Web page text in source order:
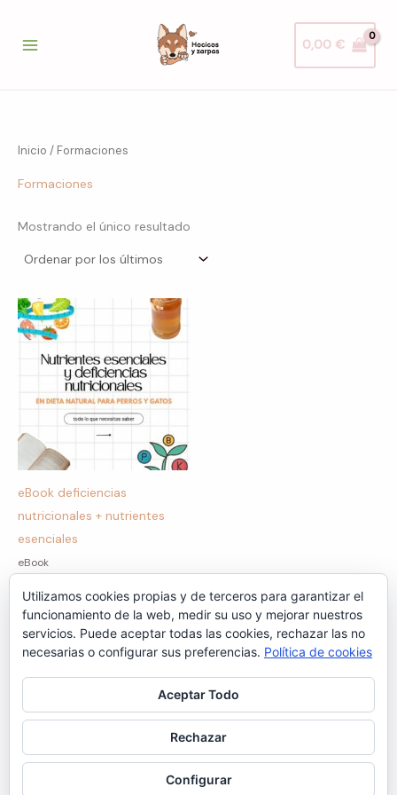
0,00 €
Inicio / Formaciones
Formaciones
Mostrando el único resultado
eBook deficiencias
nutricionales + nutrientes
esenciales
eBook
© 2026 Hocicos y Zarpas.
Política de Privacidad
Términos y condiciones
Política de CookiesPolítica de Devoluciones
Contacto
Utilizamos cookies propias y de terceros para garantizar el
funcionamiento de la web, medir su uso y mejorar nuestros
servicios. Puede aceptar todas las cookies, rechazar las no
necesarias o configurar sus preferencias. Política de cookies
Aceptar Todo
Rechazar
Configurar